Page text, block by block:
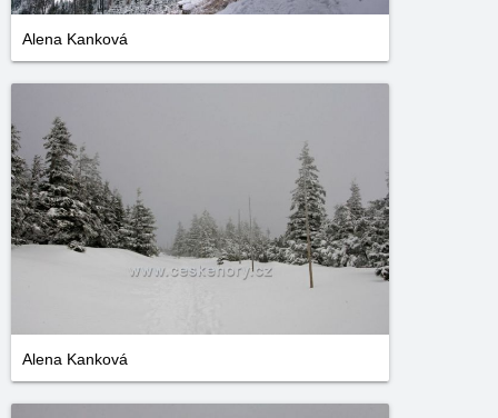
Alena Kanková
Alena Kanková